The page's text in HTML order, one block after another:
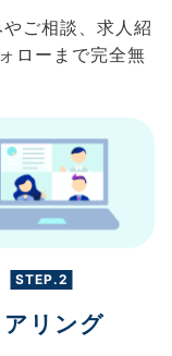
ご相談、求人紹
ローまで完全無
STEP.2
アリング